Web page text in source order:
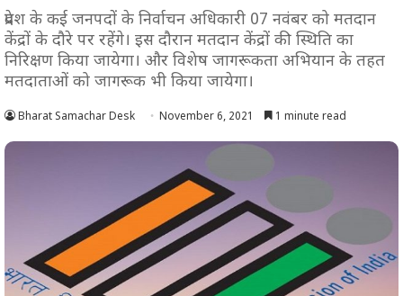
प्रदेश के कई जनपदों के निर्वाचन अधिकारी 07 नवंबर को मतदान
केंद्रों के दौरे पर रहेंगे। इस दौरान मतदान केंद्रों की स्थिति का
निरिक्षण किया जायेगा। और विशेष जागरूकता अभियान के तहत
मतदाताओं को जागरूक भी किया जायेगा।
Bharat Samachar Desk November 6, 2021 1 minute read